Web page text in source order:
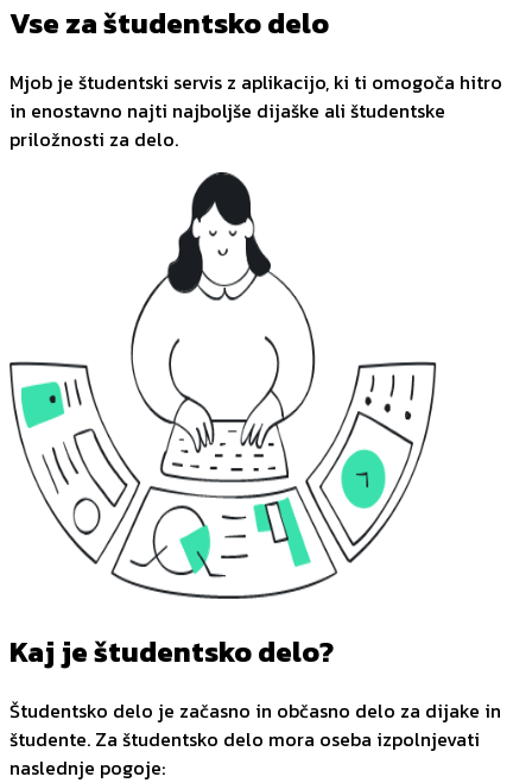
Vse za študentsko delo
Mjob je študentski servis z aplikacijo, ki ti omogoča hitro
in enostavno najti najboljše dijaške ali študentske
priložnosti za delo.
Kaj je študentsko delo?
Študentsko delo je začasno in občasno delo za dijake in
študente. Za študentsko delo mora oseba izpolnjevati
naslednje pogoje: